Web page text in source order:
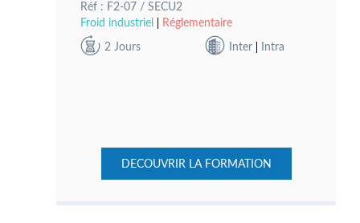
Réf : F2-07 / SECU2
Froid industriel
Réglementaire
2 Jours Inter Intra
DECOUVRIR LA FORMATION